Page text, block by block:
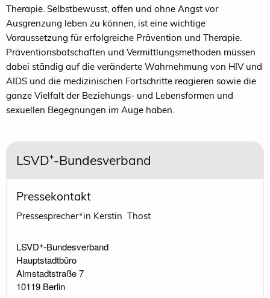
Therapie. Selbstbewusst, offen und ohne Angst vor
Ausgrenzung leben zu können, ist eine wichtige
Voraussetzung für erfolgreiche Prävention und Therapie.
Präventionsbotschaften und Vermittlungsmethoden müssen
dabei ständig auf die veränderte Wahrnehmung von HIV und
AIDS und die medizinischen Fortschritte reagieren sowie die
ganze Vielfalt der Beziehungs- und Lebensformen und
sexuellen Begegnungen im Auge haben.
LSVD⁺-Bundesverband
Pressekontakt
Pressesprecher*in Kerstin Thost
LSVD⁺-Bundesverband
Hauptstadtbüro
Almstadtstraße 7
10119 Berlin